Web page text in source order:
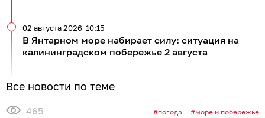
В Янтарном море набирает силу: ситуация на
калининградском побережье 2 августа
02 августа 2026 10:15
Все новости по теме
465 погода море и побережье